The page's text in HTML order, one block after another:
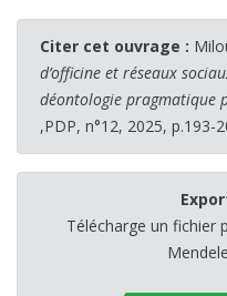
Citer cet ouvrage :
d’officine et réseaux
déontologie pragmatique
,PDP, n°12, 2025, p.193-
Télécharge un fichier